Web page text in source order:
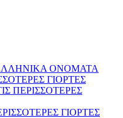
ΟΝΟΜΑΤΑ
ΓΙΟΡΤΕΣ
ΠΕΡΙΣΣΟΤΕΡΕΣ
ΓΙΟΡΤΕΣ